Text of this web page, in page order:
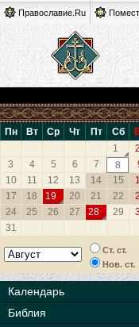
Православие.Ru
Пн Вт Ср Чт Пт Сб
1
2
3
4 5 6 7 8
10
11 12 13 14 15
17
18 19 20 21 22
24
25 26 27 28 29
31
Ст. ст.
Нов. ст.
Календарь
Библия